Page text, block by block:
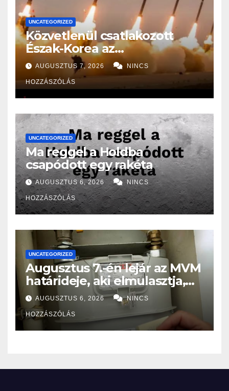
UNCATEGORIZED
Közvetlenül csatlakozott
Észak-Korea az
Oroszországban folyó
háborúhoz!
AUGUSZTUS 7, 2026 NINCS
HOZZÁSZÓLÁS
UNCATEGORIZED
Ma reggel a Holdba
csapódott egy rakéta
AUGUSZTUS 6, 2026 NINCS
HOZZÁSZÓLÁS
UNCATEGORIZED
Augusztus 7.-én lejár az MVM
határideje, aki elmulasztja,
nagy bajba kerülhet!
AUGUSZTUS 6, 2026 NINCS
HOZZÁSZÓLÁS